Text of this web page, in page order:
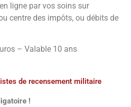
ligne par vos soins sur
centre des impôts, ou débits de
– Valable 10 ans
de recensement militaire
!